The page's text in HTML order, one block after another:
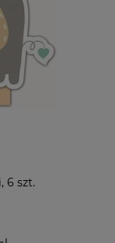
6 szt.